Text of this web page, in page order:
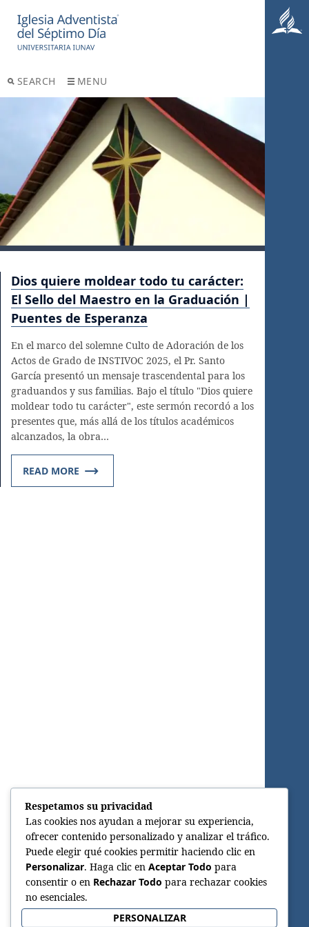
SEARCH MENU
Dios quiere moldear todo tu carácter:
El Sello del Maestro en la Graduación |
Puentes de Esperanza
En el marco del solemne Culto de Adoración de los
Actos de Grado de INSTIVOC 2025, el Pr. Santo
García presentó un mensaje trascendental para los
graduandos y sus familias. Bajo el título "Dios quiere
moldear todo tu carácter", este sermón recordó a los
presentes que, más allá de los títulos académicos
alcanzados, la obra…
READ MORE
Respetamos su privacidad
Las cookies nos ayudan a mejorar su experiencia,
ofrecer contenido personalizado y analizar el tráfico.
Puede elegir qué cookies permitir haciendo clic en
Personalizar. Haga clic en Aceptar Todo para
consentir o en Rechazar Todo para rechazar cookies
no esenciales.
PERSONALIZAR